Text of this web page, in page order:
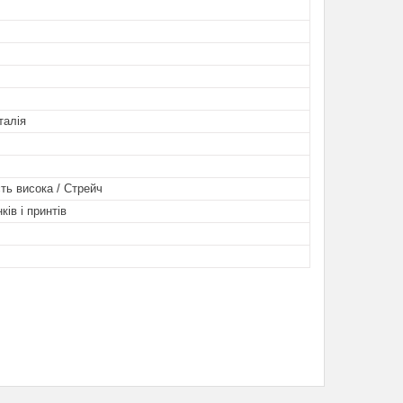
висока / Стрейч
і принтів